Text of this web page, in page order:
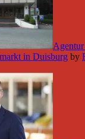
in Duisburg by